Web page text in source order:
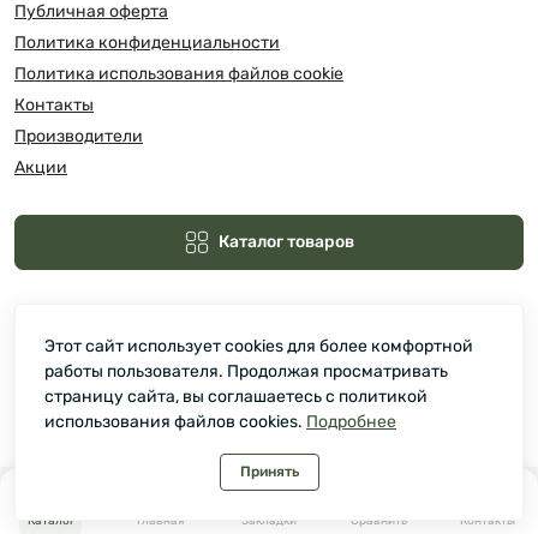
Каталог Главная Закладки
0
Сравнить Контакты
Публичная оферта
Политика конфиденциальности
Политика использования файлов cookie
Контакты
Производители
Акции
Каталог товаров
Зелмарт © 2026
Этот сайт использует cookies для более комфортной
работы пользователя. Продолжая просматривать
страницу сайта, вы соглашаетесь с политикой
использования файлов cookies. Подробнее
Принять